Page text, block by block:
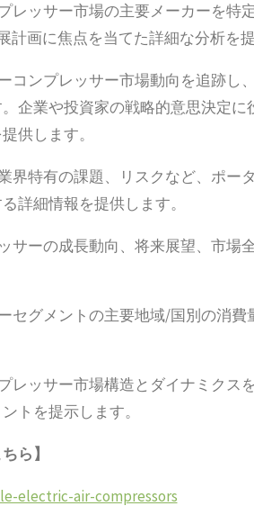
レッサー市場の主要メーカーを特
画に焦点を当てた詳細な分析を提
コンプレッサー市場動向を追跡し
企業や投資家の戦略的意思決定に
供します。
界特有の課題、リスクなど、ポー
詳細情報を提供します。
サーの成長動向、将来展望、市場
セグメントの主要地域/国別の消費
レッサー市場構造とダイナミクス
トを提示します。
ら】
electric-air-compressors